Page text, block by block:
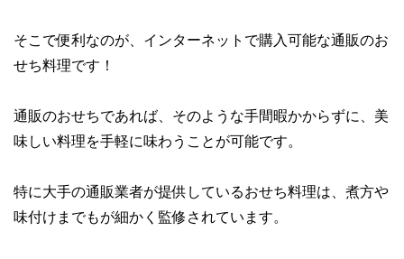
そこで便利なのが、インターネットで購入可能な通販のお
せち料理です！
通販のおせちであれば、そのような手間暇かからずに、美
味しい料理を手軽に味わうことが可能です。
特に大手の通販業者が提供しているおせち料理は、 煮方や
味付けまでもが細かく監修 されています。